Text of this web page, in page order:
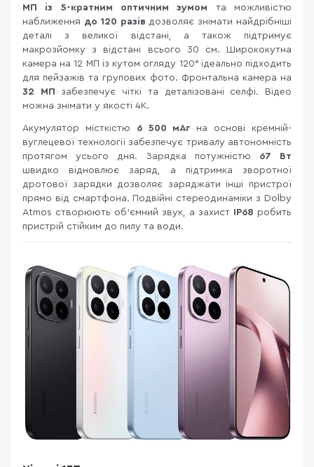
МП із 5-кратним оптичним зумом та можливістю
наближення до 120 разів дозволяє знімати найдрібніші
деталі з великої відстані, а також підтримує
макрозйомку з відстані всього 30 см. Ширококутна
камера на 12 МП із кутом огляду 120° ідеально підходить
для пейзажів та групових фото. Фронтальна камера на
32 МП забезпечує чіткі та деталізовані селфі. Відео
можна знімати у якості 4K.
Акумулятор місткістю 6 500 мАгна основі кремній-
вуглецевої технології забезпечує тривалу автономність
протягом усього дня. Зарядка потужністю 67 Вт
швидко відновлює заряд, а підтримка зворотної
дротової зарядки дозволяє заряджати інші пристрої
прямо від смартфона. Подвійні стереодинаміки з Dolby
Atmos створюють об'ємний звук, а захист IP68робить
пристрій стійким до пилу та води.